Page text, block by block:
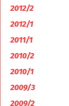
2012/2
2012/1
2011/1
2010/2
2010/1
2009/3
2009/2